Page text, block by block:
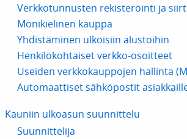
Verkkotunnusten rekisteröinti ja
Monikielinen kauppa
Yhdistäminen ulkoisiin alustoihin
Henkilökohtaiset verkko-osoitteet
Useiden verkkokauppojen hallinta
Automaattiset sähköpostit
Kauniin ulkoasun suunnittelu
Suunnittelija